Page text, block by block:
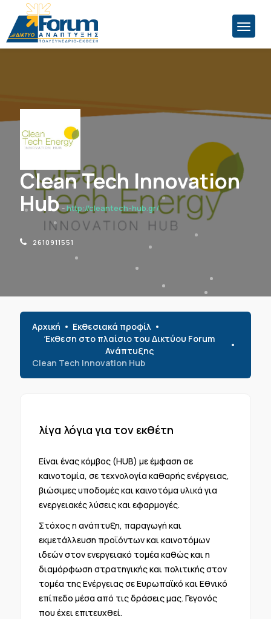
Clean Tech Innovation
Hub-http://cleantech-hub.gr/
2610911551
Αρχική
Εκθεσιακά προφίλ
Έκθεση στο πλαίσιο του Δικτύου Forum
Ανάπτυξης
Clean Tech Innovation Hub
λίγα λόγια για τον εκθέτη
Είναι ένας κόμβος (HUB) με έμφαση σε
καινοτομία, σε τεχνολογία καθαρής ενέργειας,
βιώσιμες υποδομές και καινοτόμα υλικά για
ενεργειακές λύσεις και εφαρμογές.
Στόχος η ανάπτυξη, παραγωγή και
εκμετάλλευση προϊόντων και καινοτόμων
ιδεών στον ενεργειακό τομέα καθώς και η
διαμόρφωση στρατηγικής και πολιτικής στον
τομέα της Ενέργειας σε Ευρωπαϊκό και Εθνικό
επίπεδο μέσα από τις δράσεις μας. Γεγονός
που έχει επιτευχθεί.